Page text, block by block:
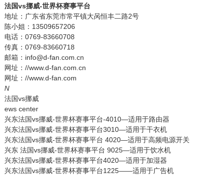
法国vs挪威-世界杯赛事平台
地址：广东省东莞市常平镇大呙恒丰二路2号
陈小姐：13509657206
电话：0769-83660708
传真：0769-83660718
邮箱：info@d-fan.com.cn
网址：//www.d-fan.com.cn
网址：//www.d-fan.com
N
法国vs挪威
ews center
兴东法国vs挪威-世界杯赛事平台-4010—适用于路由器
兴东法国vs挪威-世界杯赛事平台3010—适用于干衣机
兴东法国vs挪威-世界杯赛事平台 4020—适用于高频电源开关
兴东 法国vs挪威-世界杯赛事平台 9025—适用于饮水机
兴东法国vs挪威-世界杯赛事平台4020—适用于加湿器
兴东法国vs挪威-世界杯赛事平台1225——适用于广告机